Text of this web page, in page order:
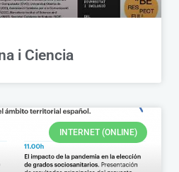
i Ciencia
INTERNET (ONLINE)